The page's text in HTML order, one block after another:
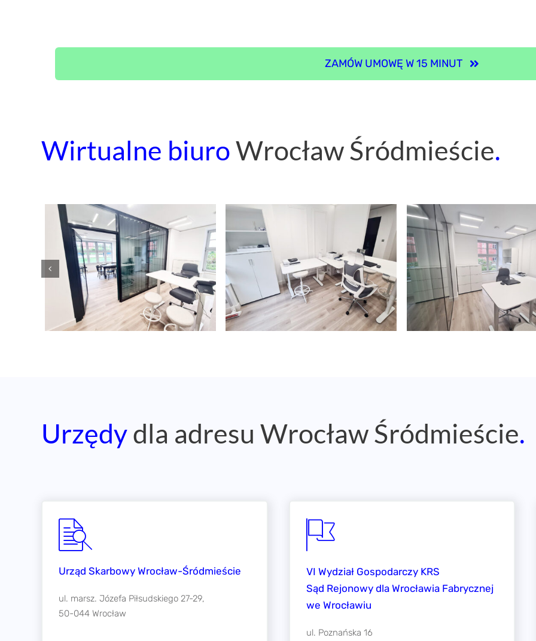
ZAMÓW UMOWĘ W 15 MINUT
Wirtualne biuroWrocław Śródmieście.
Urzędydla adresu Wrocław Śródmieście.
Urząd Skarbowy Wrocław-Śródmieście
ul. marsz. Józefa Piłsudskiego 27-29,
50-044 Wrocław
VI Wydział Gospodarczy KRS
Sąd Rejonowy dla Wrocławia Fabrycznej
we Wrocławiu
ul. Poznańska 16